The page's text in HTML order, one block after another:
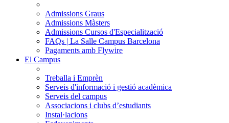
Admissions Graus
Admissions Màsters
Admissions Cursos d'Especialització
FAQs | La Salle Campus Barcelona
Pagaments amb Flywire
El Campus
Treballa i Emprèn
Serveis d'informació i gestió acadèmica
Serveis del campus
Associacions i clubs d’estudiants
Instal·lacions